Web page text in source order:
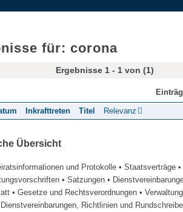
für: corona
Ergebnisse 1 - 1 von (1)
Inkrafttreten Titel Relevanz
Übersicht
und Protokolle • Staatsverträge
• Satzungen •
• Gesetze und Rechtsverordnungen •
Richtlinien und